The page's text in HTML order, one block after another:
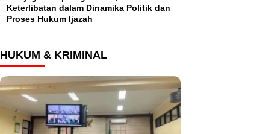
Keterlibatan dalam Dinamika Politik dan
Proses Hukum Ijazah
HUKUM & KRIMINAL